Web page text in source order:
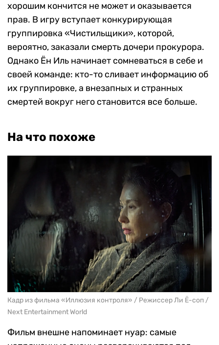
хорошим кончится не может и оказывается
прав. В игру вступает конкурирующая
группировка «Чистильщики», которой,
вероятно, заказали смерть дочери прокурора.
Однако Ён Иль начинает сомневаться в себе и
своей команде: кто-то сливает информацию об
их группировке, а внезапных и странных
смертей вокруг него становится все больше.
На что похоже
Кадр из фильма «Иллюзия контроля» / Режиссер Ли Ё-соп /
Next Entertainment World
Фильм внешне напоминает нуар: самые